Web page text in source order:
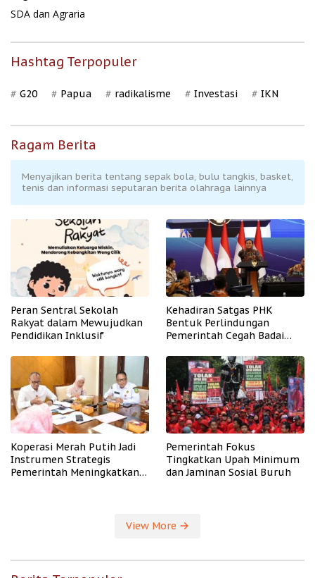
SDA dan Agraria
Hashtag Terpopuler
G20 Papua radikalisme Investasi IKN
Ragam Berita
Menyajikan berita tentang sepak bola, bulu tangkis, basket,
tenis dan informasi seputaran berita olahraga lainnya
Peran Sentral Sekolah
Rakyat dalam Mewujudkan
Pendidikan Inklusif
Kehadiran Satgas PHK
Bentuk Perlindungan
Pemerintah Cegah Badai
Koperasi Merah Putih Jadi
Instrumen Strategis
Pemerintah Meningkatkan
Pemerintah Fokus
Tingkatkan Upah Minimum
dan Jaminan Sosial Buruh
View More